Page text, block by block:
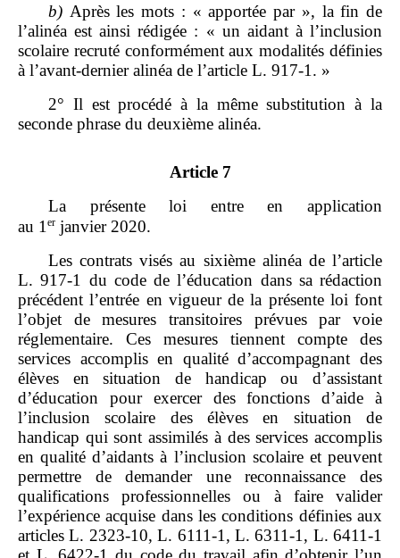
b) Après les mots : « apportée par », la fin de
l’alinéa est ainsi rédigée : « un aidant à l’inclusion
scolaire recruté conformément aux modalités définies
à l’avant‑dernier alinéa de l’article L. 917‑1. »
2° Il est procédé à la même substitution à la
seconde phrase du deuxième alinéa.
Article 7
La présente loi entre en application
au 1er janvier 2020.
Les contrats visés au sixième alinéa de l’article
L. 917‑1 du code de l’éducation dans sa rédaction
précédent l’entrée en vigueur de la présente loi font
l’objet de mesures transitoires prévues par voie
réglementaire. Ces mesures tiennent compte des
services accomplis en qualité d’accompagnant des
élèves en situation de handicap ou d’assistant
d’éducation pour exercer des fonctions d’aide à
l’inclusion scolaire des élèves en situation de
handicap qui sont assimilés à des services accomplis
en qualité d’aidants à l’inclusion scolaire et peuvent
permettre de demander une reconnaissance des
qualifications professionnelles ou à faire valider
l’expérience acquise dans les conditions définies aux
articles L. 2323‑10, L. 6111‑1, L. 6311‑1, L. 6411‑1